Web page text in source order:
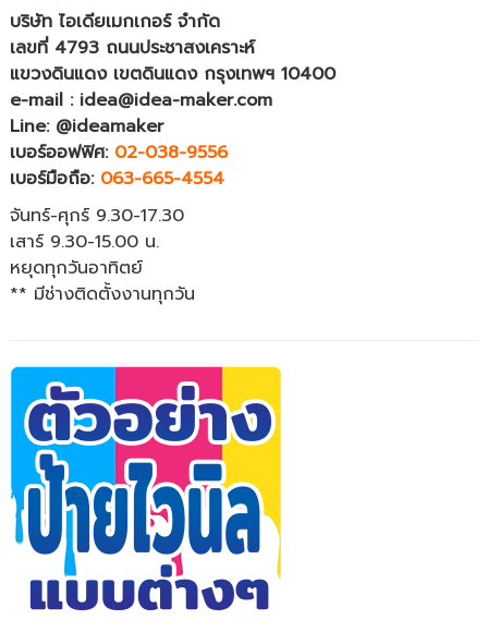
บริษัท ไอเดียเมกเกอร์ จำกัด
เลขที่ 4793 ถนนประชาสงเคราะห์
แขวงดินแดง เขตดินแดง กรุงเทพฯ 10400
e-mail : idea@idea-maker.com
Line: @ideamaker
เบอร์ออฟฟิศ: 02-038-9556
เบอร์มือถือ: 063-665-4554
จันทร์-ศุกร์ 9.30-17.30
เสาร์ 9.30-15.00 น.
หยุดทุกวันอาทิตย์
** มีช่างติดตั้งงานทุกวัน